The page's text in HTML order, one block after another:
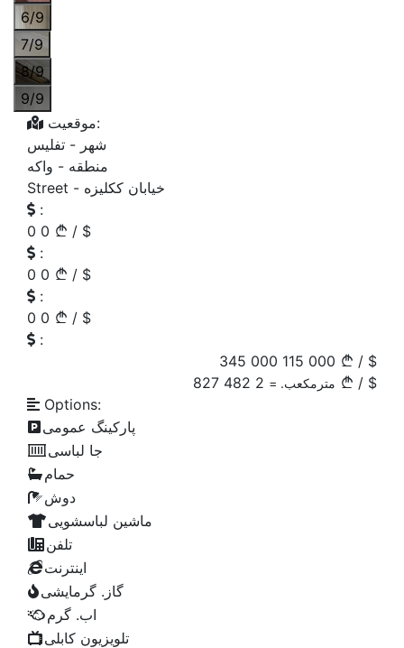
6/9
7/9
8/9
9/9
موقعیت:
شهر - تفلیس
منطقه - واکه
Street - خیابان ککلیزه
:
0 0 / $
:
0 0 / $
:
0 0 / $
:
345 000 115 000 / $
مترمکعب. = 2 482
827 / $
Options:
پارکینگ عمومی
جا لباسی
حمام
دوش
ماشین لباسشویی
تلفن
اینترنت
گاز. گرمایشی
اب. گرم
تلویزیون کابلی